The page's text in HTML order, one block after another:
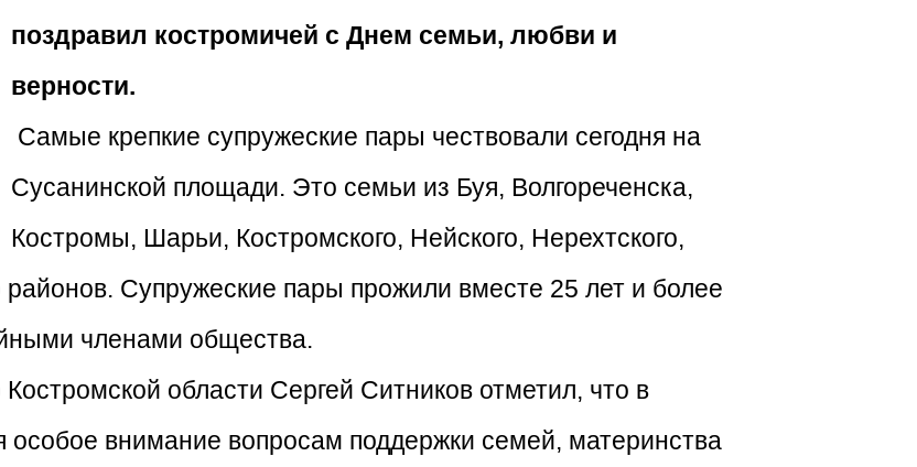
поздравил костромичей с Днем семьи, любви и
верности.
Самые крепкие супружеские пары чествовали сегодня на
Сусанинской площади. Это семьи из Буя, Волгореченска,
Костромы, Шарьи, Костромского, Нейского, Нерехтского,
районов. Супружеские пары прожили вместе 25 лет и более
членами общества.
области Сергей Ситников отметил, что в
особое внимание вопросам поддержки семей, материнства